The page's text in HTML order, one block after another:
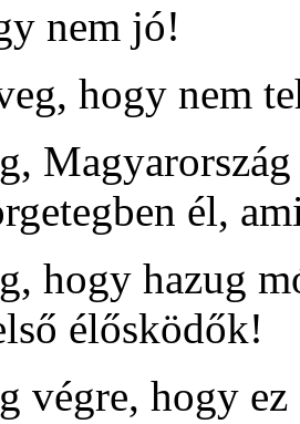
nem jó!
hogy nem
él,
hogy hazug
élősködők!
végre, hogy